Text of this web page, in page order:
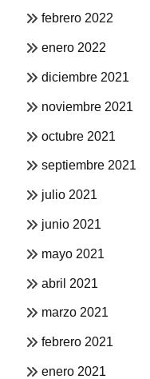
febrero 2022
enero 2022
diciembre 2021
noviembre 2021
octubre 2021
septiembre 2021
julio 2021
junio 2021
mayo 2021
abril 2021
marzo 2021
febrero 2021
enero 2021